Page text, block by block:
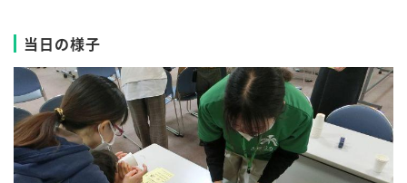
当日の様子